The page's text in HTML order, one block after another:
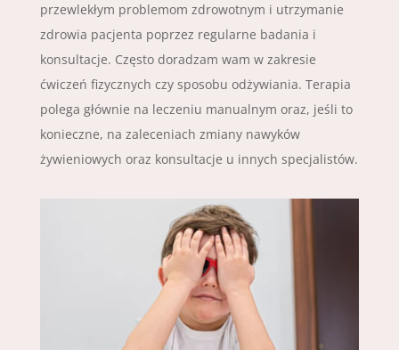
przewlekłym problemom zdrowotnym i utrzymanie
zdrowia pacjenta poprzez regularne badania i
konsultacje. Często doradzam wam w zakresie
ćwiczeń fizycznych czy sposobu odżywiania. Terapia
polega głównie na leczeniu manualnym oraz, jeśli to
konieczne, na zaleceniach zmiany nawyków
żywieniowych oraz konsultacje u innych specjalistów.